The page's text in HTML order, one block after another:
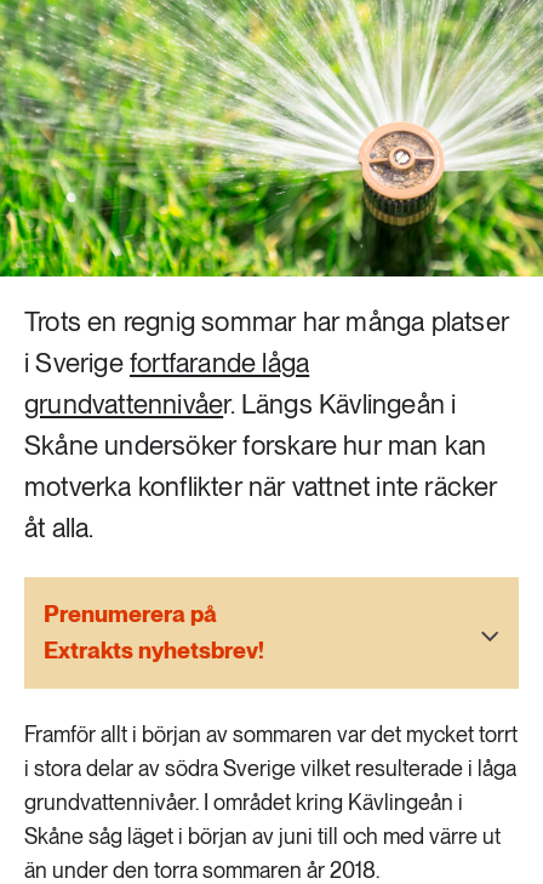
Mat & jordbruk
Skog
Social hållbarhet
Transport
Vatten
252 ARTIKLAR
Landsbygd
939 ARTIKLAR
Livsstil & konsumtion
612 ARTIKLAR
Mat & jordbruk
262 ARTIKLAR
Skog
360 ARTIKLAR
Social hållbarhet
Transport
473 ARTIKLAR
Trots en regnig sommar har många platser
i Sverigefortfarande låga
grundvattennivåer. Längs Kävlingeån i
Skåne undersöker forskare hur man kan
motverka konflikter när vattnet inte räcker
åt alla.
Prenumerera på
Extrakts nyhetsbrev!
Framför allt i början av sommaren var det mycket torrt
i stora delar av södra Sverige vilket resulterade i låga
grundvattennivåer. I området kring Kävlingeån i
Skåne såg läget i början av juni till och med värre ut
än under den torra sommaren år 2018.